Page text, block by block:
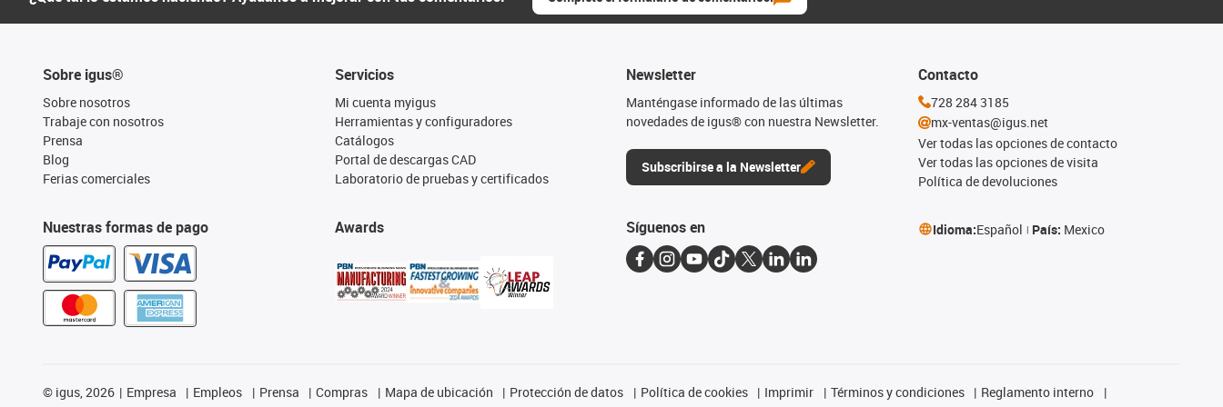
Sobre igus®
Sobre nosotros
Trabaje con nosotros
Prensa
Blog
Ferias comerciales
Nuestras formas de pago
Servicios
Mi cuenta myigus
Herramientas y configuradores
Catálogos
Portal de descargas CAD
Laboratorio de pruebas y certificados
Awards
Newsletter
Manténgase informado de las últimas
novedades de igus® con nuestra Newsletter.
Subscribirse a la Newsletter
Contacto
728 284 3185
mx-ventas@igus.net
Ver todas las opciones de contacto
Ver todas las opciones de visita
Política de devoluciones
Síguenos en Idioma:Español País: Mexico
© igus, 2026 Empresa Empleos Prensa Compras Mapa de ubicación Protección de datos Política de cookies Imprimir Términos y condiciones Reglamento interno